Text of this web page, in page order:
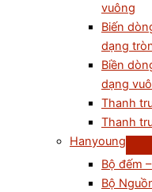
vuông
Biến
dạng
Biền
dạng
Thanh
Thanh
Hanyoung
Bộ đếm
Bộ